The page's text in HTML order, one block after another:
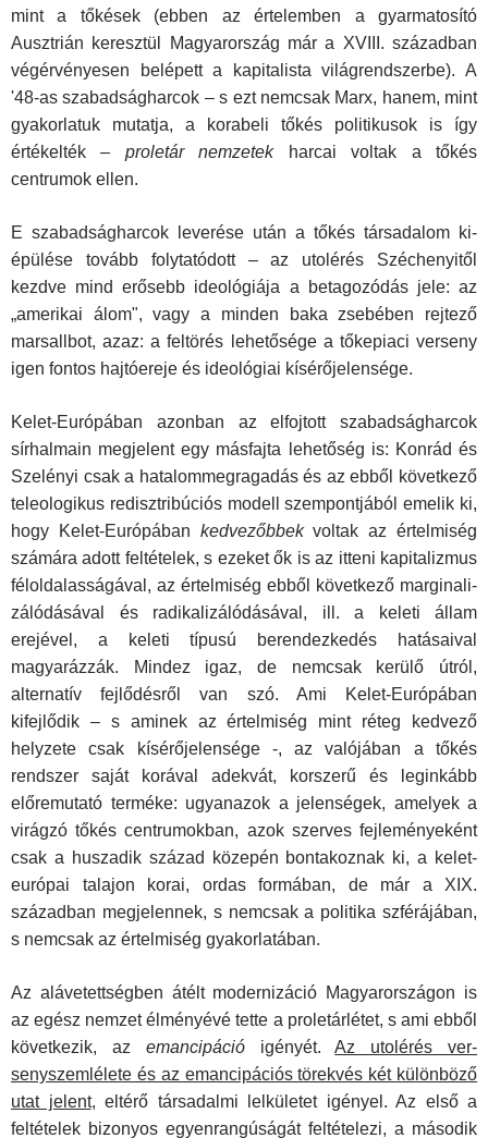
mint a tőkések (ebben az értelemben a gyarmatosító
Ausztrián keresztül Magyaror­szág már a XVIII. században
végérvényesen belépett a kapi­talista világrendszerbe). A
'48-as szabadságharcok – s ezt nemcsak Marx, hanem, mint
gyakorlatuk mutatja, a korabeli tőkés politikusok is így
értékelték – proletár nemzetekharcai voltak a tőkés
centrumok ellen.
E szabadságharcok leverése után a tőkés társadalom ki­
épülése tovább folytatódott – az utolérés Széchenyitől
kezdve mind erősebb ideológiája a betagozódás jele: az
„amerikai álom", vagy a minden baka zsebében rejtező
marsallbot, az­az: a feltörés lehetősége a tőkepiaci verseny
igen fontos hajtó­ereje és ideológiai kísérőjelensége.
Kelet-Európában azonban az elfojtott szabadságharcok
sírhalmain megjelent egy másfajta lehetőség is: Konrád és
Szelényi csak a hatalommegragadás és az ebből következő
teleologikus redisztribúciós modell szempontjából emelik ki,
hogy Kelet-Európában kedvezőbbekvoltak az értelmiség
számára adott feltételek, s ezeket ők is az itteni kapitalizmus
féloldalasságával, az értelmiség ebből következő marginali­
zálódásával és radikalizálódásával, ill. a keleti állam
erejével, a keleti típusú berendezkedés hatásaival
magyarázzák. Mindez igaz, de nemcsak kerülő útról,
alternatív fejlődésről van szó. Ami Kelet-Európában
kifejlődik – s aminek az értelmi­ség mint réteg kedvező
helyzete csak kísérőjelensége -, az valójában a tőkés
rendszer saját korával adekvát, korszerű és leginkább
előremutató terméke: ugyanazok a jelenségek, amelyek a
virágzó tőkés centrumokban, azok szerves fejle­ményeként
csak a huszadik század közepén bontakoznak ki, a kelet-
európai talajon korai, ordas formában, de már a XIX.
században megjelennek, s nemcsak a politika szférájában,
s nemcsak az értelmiség gyakorlatában.
Az alávetettségben átélt modernizáció Magyarországon is
az egész nemzet élményévé tette a proletárlétet, s ami eb­ből
következik, az emancipációigényét.Az utolérés ver­
senyszemlélete és az emancipációs törekvés két külön­böző
utat jelent, eltérő társadalmi lelkületet igényel. Az első a
feltételek bizonyos egyenrangúságát feltételezi, a második